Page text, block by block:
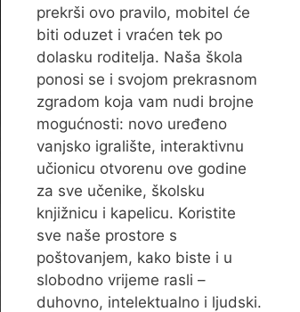
prekrši ovo pravilo, mobitel će
biti oduzet i vraćen tek po
dolasku roditelja. Naša škola
ponosi se i svojom prekrasnom
zgradom koja vam nudi brojne
mogućnosti: novo uređeno
vanjsko igralište, interaktivnu
učionicu otvorenu ove godine
za sve učenike, školsku
knjižnicu i kapelicu. Koristite
sve naše prostore s
poštovanjem, kako biste i u
slobodno vrijeme rasli –
duhovno, intelektualno i ljudski.